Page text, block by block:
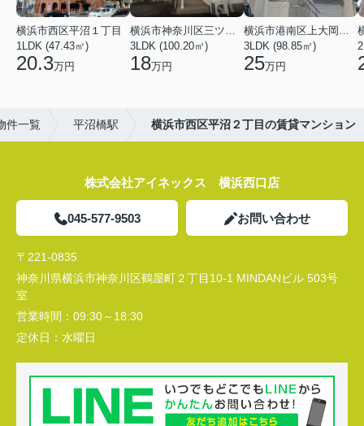
横浜市西区平沼１丁目
1LDK (47.43㎡)
20.3万円
横浜市神奈川区三ツ沢上町
3LDK (100.20㎡)
18万円
横浜市港南区上大岡東２丁目
3LDK (98.85㎡)
25万円
件一覧 平沼橋駅 横浜市西区平沼２丁目の賃貸マンション
株式会社アイネックス 横浜西口店
045-577-9503 お問い合わせ
〒221-0835
神奈川県横浜市神奈川区鶴屋町２丁目10-1 MINDANビル 503号
室
営業時間： 09:30～18:30
定休日： 水曜日